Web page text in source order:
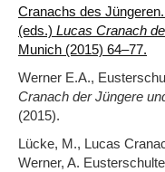
Cranachs des
(eds.) Lucas Cranach
Munich (2015) 64‒77.
Werner E.A.,
Cranach der Jüngere
(2015).
Lücke, M., Lucas
Werner, A.